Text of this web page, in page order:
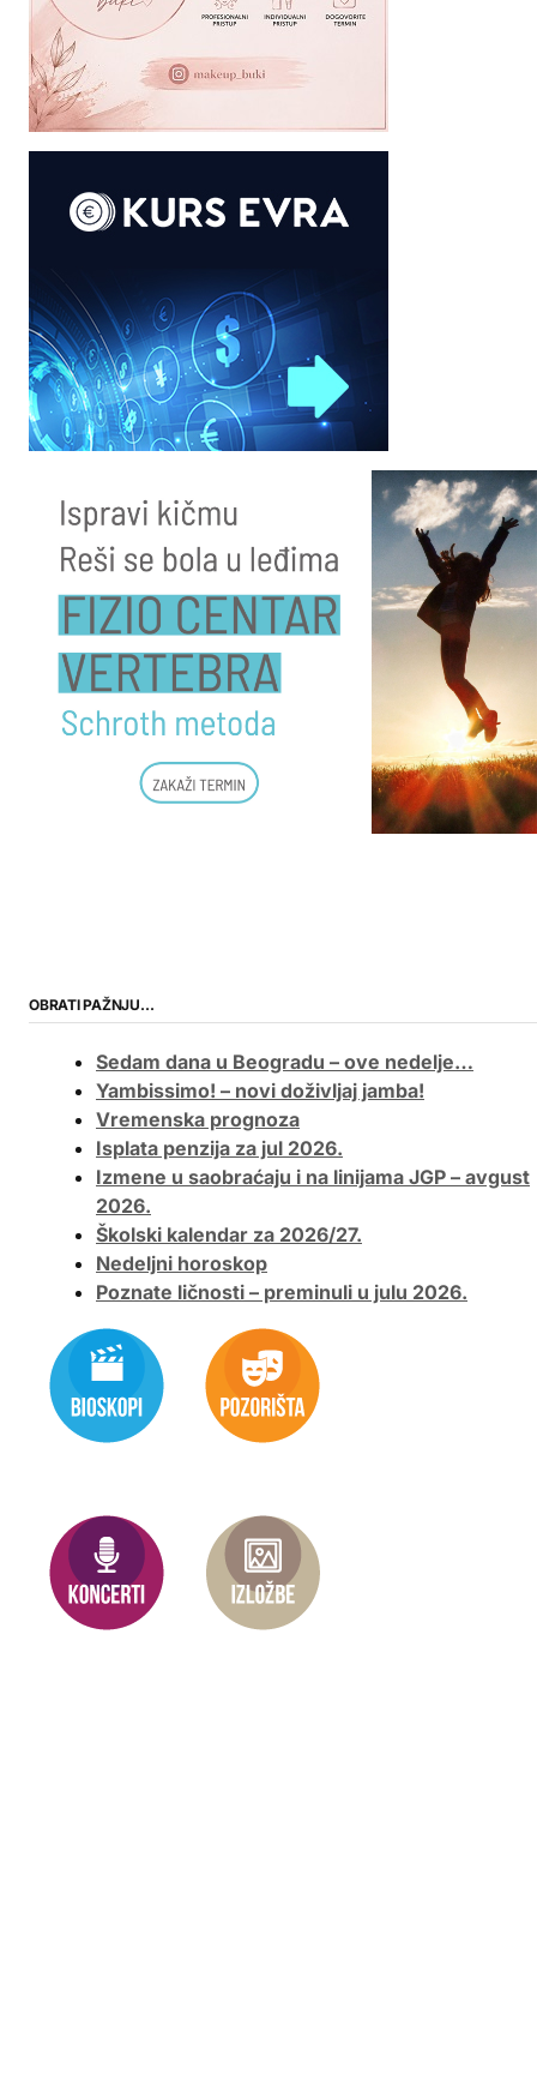
OBRATI PAŽNJU…
Sedam dana u Beogradu – ove nedelje…
Yambissimo! – novi doživljaj jamba!
Vremenska prognoza
Isplata penzija za jul 2026.
Izmene u saobraćaju i na linijama JGP – avgust
2026.
Školski kalendar za 2026/27.
Nedeljni horoskop
Poznate ličnosti – preminuli u julu 2026.